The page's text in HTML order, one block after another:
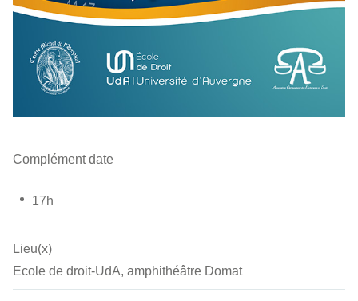
Complément date
17h
Lieu(x)
Ecole de droit-UdA, amphithéâtre Domat